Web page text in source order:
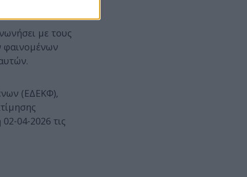
με τους
φαινομένων
(ΕΔΕΚΦ),
04-2026 τις